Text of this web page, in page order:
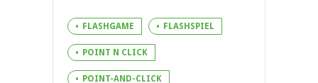
FLASHGAME FLASHSPIEL
POINT N CLICK
POINT-AND-CLICK